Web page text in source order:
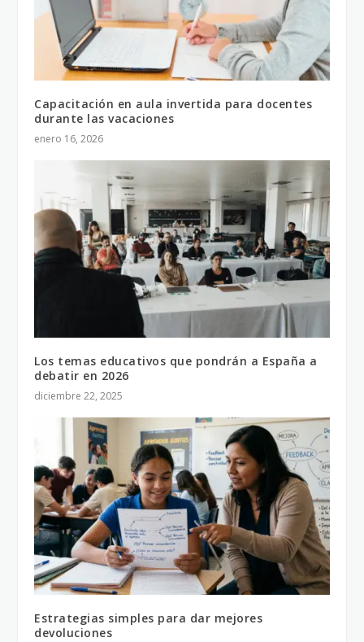
Capacitación en aula invertida para docentes
durante las vacaciones
enero 16, 2026
Los temas educativos que pondrán a España a
debatir en 2026
diciembre 22, 2025
Estrategias simples para dar mejores
devoluciones